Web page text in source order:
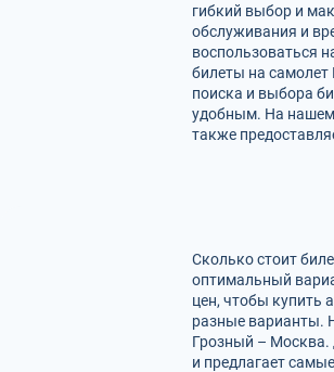
гибкий выбор и
обслуживания и
воспользоваться
билеты на
поиска и выбора
удобным. На нашем
также
Сколько стоит
оптимальный
цен, чтобы купить
разные варианты.
Грозный – Москва.
и предлагает